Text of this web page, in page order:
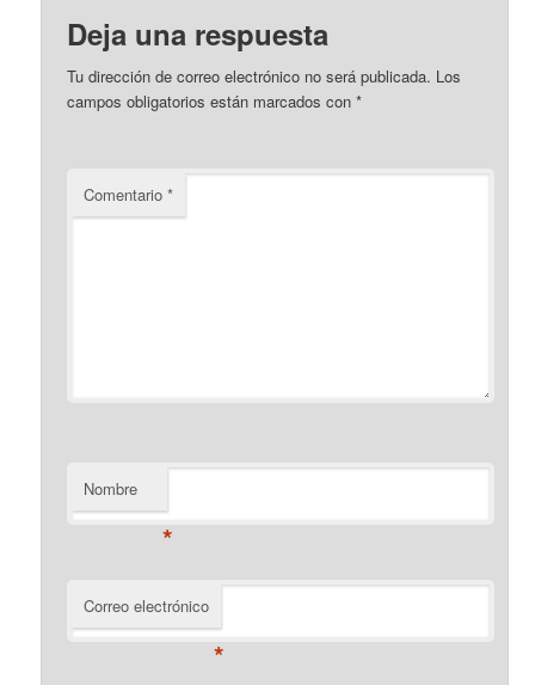
Deja una respuesta
Tu dirección de correo electrónico no será publicada. Los
campos obligatorios están marcados con*
Comentario*
Nombre
*
Correo electrónico
*